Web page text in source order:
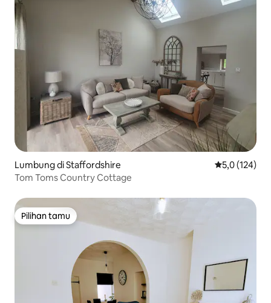
Lumbung di Staffordshire Nilai rata-
5,0 (124)
Tom Toms Country Cottage
Pilihan tamu
Pilihan tamu